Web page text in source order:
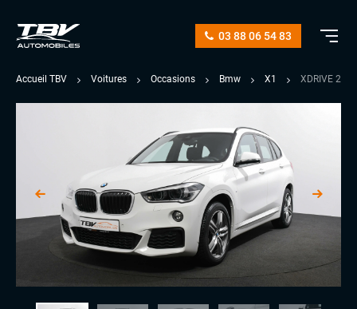
03 88 06 54 83
Accueil TBV Voitures Occasions Bmw X1 XDRIVE 20D